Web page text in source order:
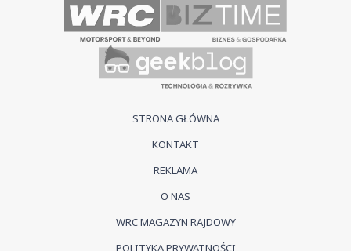
STRONA GŁÓWNA
KONTAKT
REKLAMA
O NAS
WRC MAGAZYN RAJDOWY
POLITYKA PRYWATNOŚCI